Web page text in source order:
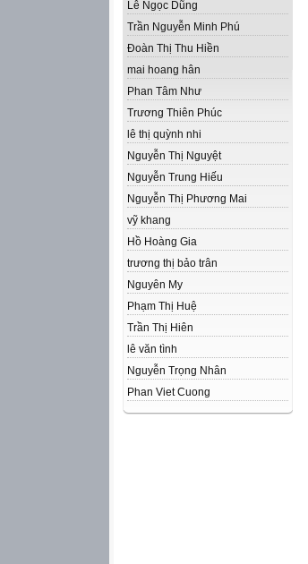
Lê Ngọc Dũng
Trần Nguyễn Minh Phú
Đoàn Thị Thu Hiền
mai hoang hân
Phan Tâm Như
Trương Thiên Phúc
lê thị quỳnh nhi
Nguyễn Thị Nguyệt
Nguyễn Trung Hiếu
Nguyễn Thị Phương Mai
vỹ khang
Hồ Hoàng Gia
trương thị bảo trân
Nguyên My
Phạm Thị Huệ
Trần Thị Hiên
lê văn tình
Nguyễn Trọng Nhân
Phan Viet Cuong